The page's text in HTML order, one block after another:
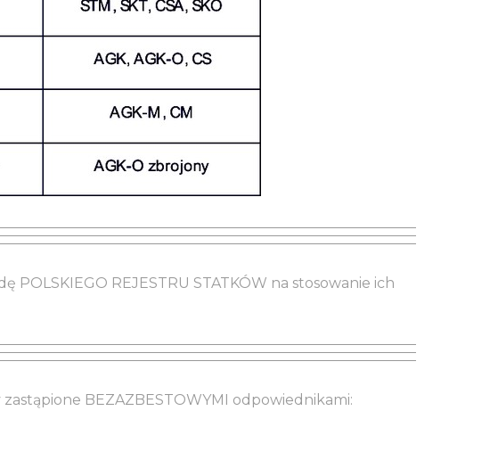
POLSKIEGO REJESTRU STATKÓW na stosowanie ich
BEZAZBESTOWYMI odpowiednikami: